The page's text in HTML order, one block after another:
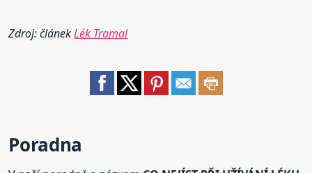
Zdroj: článekLék Tramal
Poradna